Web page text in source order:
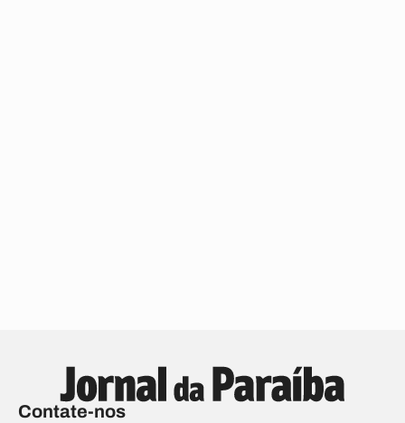
Contate-nos